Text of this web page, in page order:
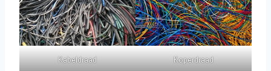
Kabeldraad Koperdraad